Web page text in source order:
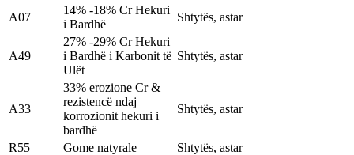
A07
14% -18% Cr Hekuri
i Bardhë
Shtytës, astar
A49
27% -29% Cr Hekuri
i Bardhë i Karbonit të
Ulët
Shtytës, astar
A33
33% erozione Cr &
rezistencë ndaj
korrozionit hekuri i
bardhë
Shtytës, astar
R55 Gome natyrale
Shtytës, astar